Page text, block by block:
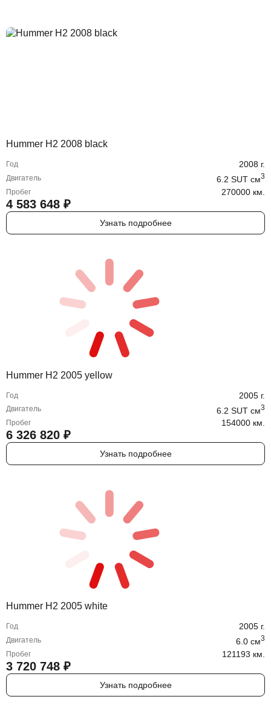
Hummer H2 2008 black
Год 2008 г.
Двигатель 6.2 SUT cм3
Пробег 270000 км.
4 583 648 ₽
Узнать подробнее
Hummer H2 2005 yellow
Год 2005 г.
Двигатель 6.2 SUT cм3
Пробег 154000 км.
6 326 820 ₽
Узнать подробнее
Hummer H2 2005 white
Год 2005 г.
Двигатель 6.0 cм3
Пробег 121193 км.
3 720 748 ₽
Узнать подробнее